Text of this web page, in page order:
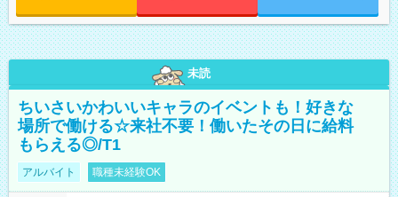
未読
ちいさいかわいいキャラのイベントも！好きな
場所で働ける☆来社不要！働いたその日に給料
もらえる◎/T1
アルバイト 職種未経験OK